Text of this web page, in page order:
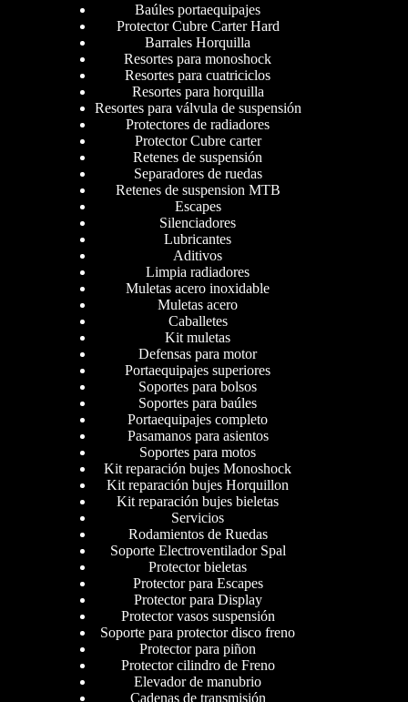
Baúles portaequipajes
Protector Cubre Carter Hard
Barrales Horquilla
Resortes para monoshock
Resortes para cuatriciclos
Resortes para horquilla
Resortes para válvula de suspensión
Protectores de radiadores
Protector Cubre carter
Retenes de suspensión
Separadores de ruedas
Retenes de suspension MTB
Escapes
Silenciadores
Lubricantes
Aditivos
Limpia radiadores
Muletas acero inoxidable
Muletas acero
Caballetes
Kit muletas
Defensas para motor
Portaequipajes superiores
Soportes para bolsos
Soportes para baúles
Portaequipajes completo
Pasamanos para asientos
Soportes para motos
Kit reparación bujes Monoshock
Kit reparación bujes Horquillon
Kit reparación bujes bieletas
Servicios
Rodamientos de Ruedas
Soporte Electroventilador Spal
Protector bieletas
Protector para Escapes
Protector para Display
Protector vasos suspensión
Soporte para protector disco freno
Protector para piñon
Protector cilindro de Freno
Elevador de manubrio
Cadenas de transmisión